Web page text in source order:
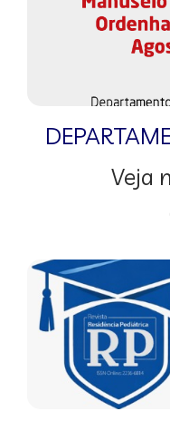
Veja